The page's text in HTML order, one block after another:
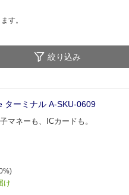
す。
絞り込み
ターミナル A-SKU-0609
マネーも、ICカードも。
け